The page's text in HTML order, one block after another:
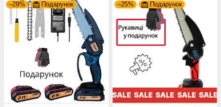
–29% Подарунок –25% Подарунок